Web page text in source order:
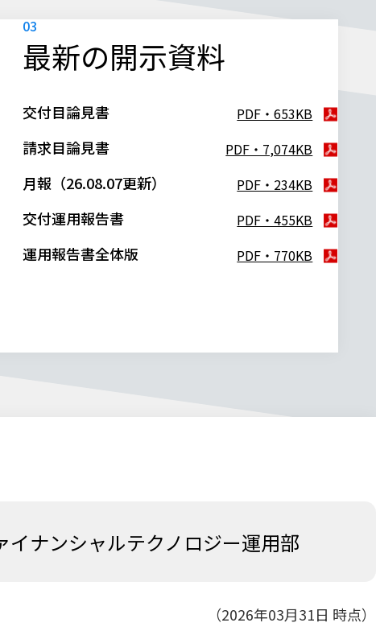
最新の開示資料
交付目論見書 PDF・653KB
請求目論見書 PDF・7,074KB
月報（26.08.07更新） PDF・234KB
交付運用報告書 PDF・455KB
運用報告書全体版 PDF・770KB
イナンシャルテクノロジー運用部
（2026年03月31日 時点）